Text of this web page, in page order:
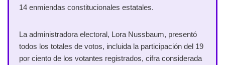
14 enmiendas constitucionales estatales.
La administradora electoral, Lora Nussbaum, presentó
todos los totales de votos, incluida la participación del 19
por ciento de los votantes registrados, cifra considerada